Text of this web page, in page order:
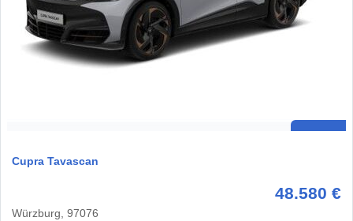
Cupra Tavascan
48.580 €
Würzburg, 97076